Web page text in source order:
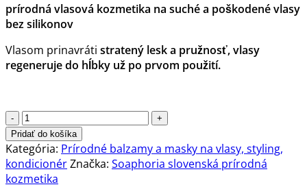
prírodná vlasová kozmetika na suché a poškodené vlasy
bez silikonov
Vlasom prinavráti stratený lesk a pružnosť, vlasy
regeneruje do hĺbky už po prvom použití.
množstvo
Organický
tekutý
kondicionér
Nutrieeze
Pridať do košíka
Kategória: Prírodné balzamy a masky na vlasy, styling,
kondicionérZnačka: Soaphoria slovenská prírodná
kozmetika